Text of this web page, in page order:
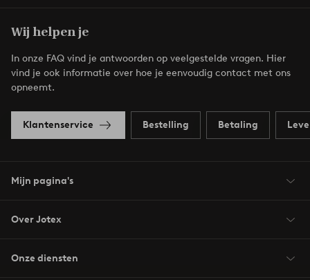
Wij helpen je
In onze FAQ vind je antwoorden op veelgestelde vragen. Hier
vind je ook informatie over hoe je eenvoudig contact met ons
opneemt.
Klantenservice Bestelling Betaling
Mijn pagina's
Over Jotex
Onze diensten